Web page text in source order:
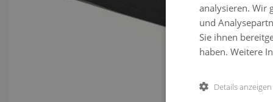
analysieren. Wir
und
Sie ihnen
haben. Weitere
Details anzeigen